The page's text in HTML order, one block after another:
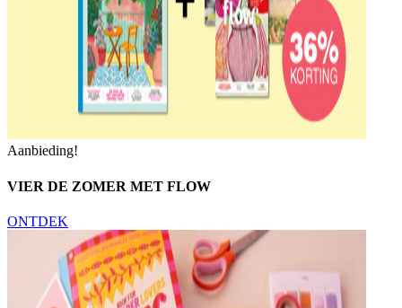
Aanbieding!
VIER DE ZOMER MET FLOW
ONTDEK